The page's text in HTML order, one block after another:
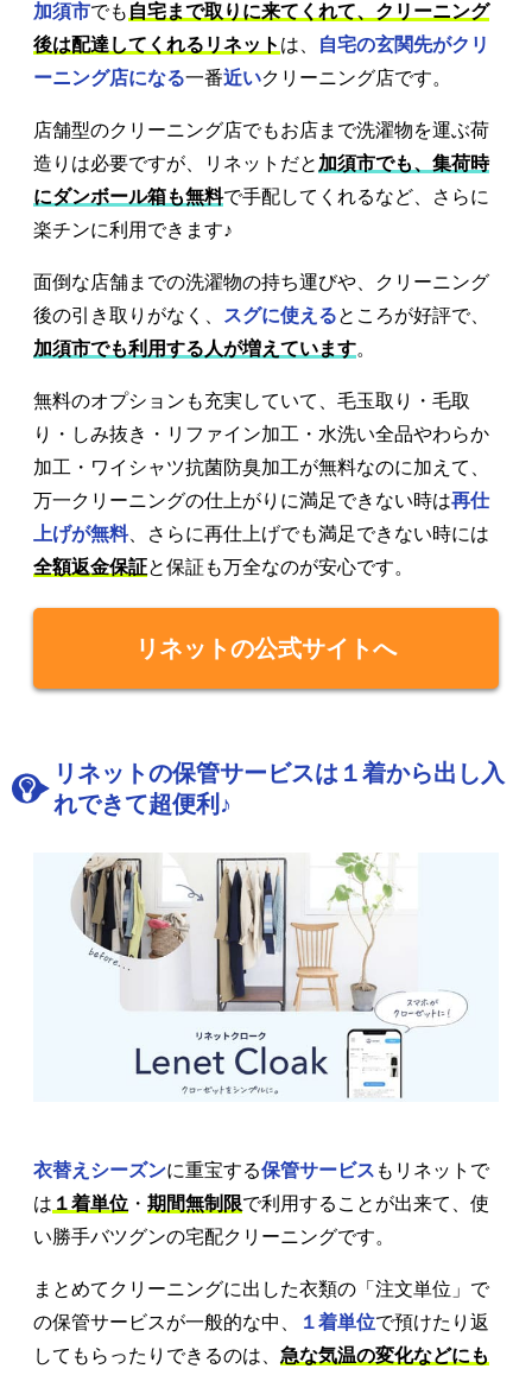
加須市でも 自宅まで取りに来てくれて、クリーニング
後は配達してくれるリネット は、
自宅の玄関先がクリ
ーニング店になる一番近いクリーニング店です。
店舗型のクリーニング店でもお店まで洗濯物を運ぶ荷
造りは必要ですが、リネットだと 加須市でも、集荷時
にダンボール箱も無料で手配してくれるなど、さらに
楽チンに利用できます♪
面倒な店舗までの洗濯物の持ち運びや、クリーニング
後の引き取りがなく、
スグに使えるところが好評で、
加須市でも利用する人が増えています。
無料のオプションも充実していて、毛玉取り・毛取
り・しみ抜き・リファイン加工・水洗い全品やわらか
加工・ワイシャツ抗菌防臭加工が無料なのに加えて、
万一クリーニングの仕上がりに満足できない時は再仕
上げが無料、さらに再仕上げでも満足できない時には
全額返金保証と保証も万全なのが安心です。
リネットの公式サイトへ
リネットの保管サービスは１着から出し入
れできて超便利♪
衣替えシーズンに重宝する保管サービス もリネットで
は １着単位 ・ 期間無制限で利用することが出来て、使
い勝手バツグンの宅配クリーニングです。
まとめてクリーニングに出した衣類の「注文単位」で
の保管サービスが一般的な中、
１着単位で預けたり返
してもらったりできるのは、 急な気温の変化などにも